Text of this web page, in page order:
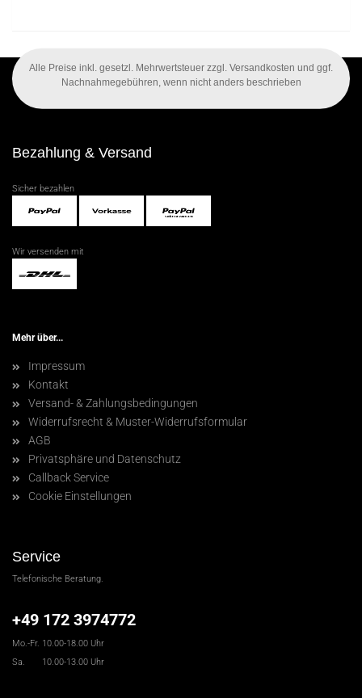
Alle Preise inkl. gesetzl. Mehrwertsteuer zzgl. Versandkosten und ggf.
Nachnahmegebühren, wenn nicht anders beschrieben
Bezahlung & Versand
Sicher bezahlen
Wir versenden mit
Mehr über...
Impressum
Kontakt
Versand- & Zahlungsbedingungen
Widerrufsrecht & Muster-Widerrufsformular
AGB
Privatsphäre und Datenschutz
Callback Service
Cookie Einstellungen
Service
Telefonische Beratung.
+49 172 3974772
Mo.-Fr. 10.00-18.00 Uhr
Sa. 10.00-13.00 Uhr